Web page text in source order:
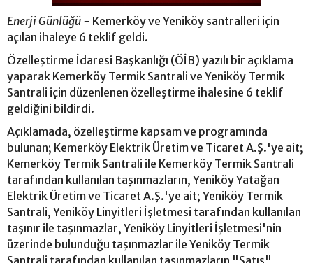
Enerji Günlüğü - Kemerköy ve Yeniköy santralleri için
açılan ihaleye 6 teklif geldi.
Özelleştirme İdaresi Başkanlığı (ÖİB) yazılı bir açıklama
yaparak Kemerköy Termik Santrali ve Yeniköy Termik
Santrali için düzenlenen özelleştirme ihalesine 6 teklif
geldiğini bildirdi.
Açıklamada, özelleştirme kapsam ve programında
bulunan; Kemerköy Elektrik Üretim ve Ticaret A.Ş.'ye ait;
Kemerköy Termik Santrali ile Kemerköy Termik Santrali
tarafından kullanılan taşınmazların, Yeniköy Yatağan
Elektrik Üretim ve Ticaret A.Ş.'ye ait; Yeniköy Termik
Santrali, Yeniköy Linyitleri İşletmesi tarafından kullanılan
taşınır ile taşınmazlar, Yeniköy Linyitleri İşletmesi'nin
üzerinde bulunduğu taşınmazlar ile Yeniköy Termik
Santrali tarafından kullanılan taşınmazların "Satış"